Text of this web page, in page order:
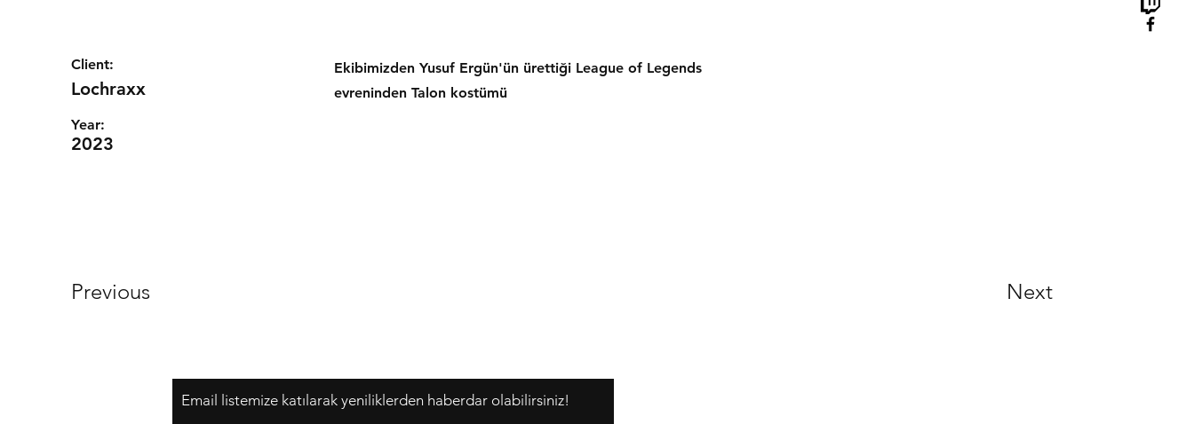
Client:
Lochraxx
Year:
2023
Ekibimizden Yusuf Ergün'ün ürettiği League of Legends
evreninden Talon kostümü
Previous Next
Email listemize katılarak yeniliklerden haberdar olabilirsiniz!